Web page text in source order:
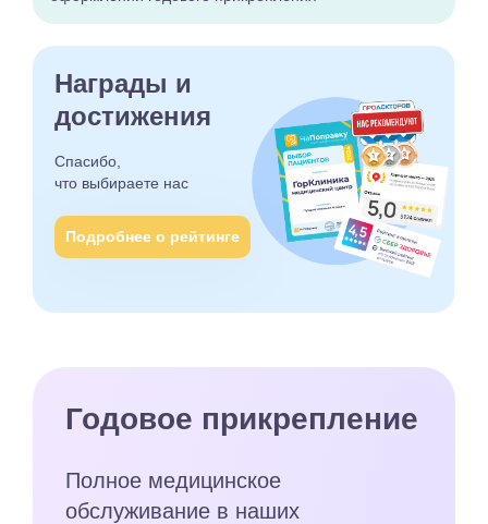
Награды и
достижения
Спасибо,
что выбираете нас
Подробнее о рейтинге
Годовое прикрепление
Полное медицинское
обслуживание в наших